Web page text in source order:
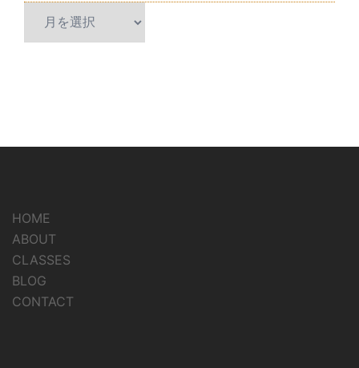
HOME
ABOUT
CLASSES
BLOG
CONTACT